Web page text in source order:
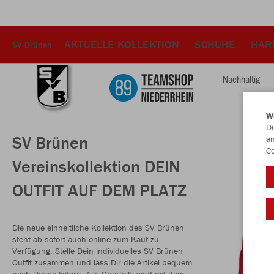
SV Brünen AKTUELLE KOLLEKTION SCHUHE
SV Brünen
Vereinskollektion DEIN
OUTFIT AUF DEM PLATZ
Die neue einheitliche Kollektion des SV Brünen
steht ab sofort auch online zum Kauf zu
Verfügung. Stelle Dein individuelles SV Brünen
Outfit zusammen und lass Dir die Artikel bequem
Nachhaltig